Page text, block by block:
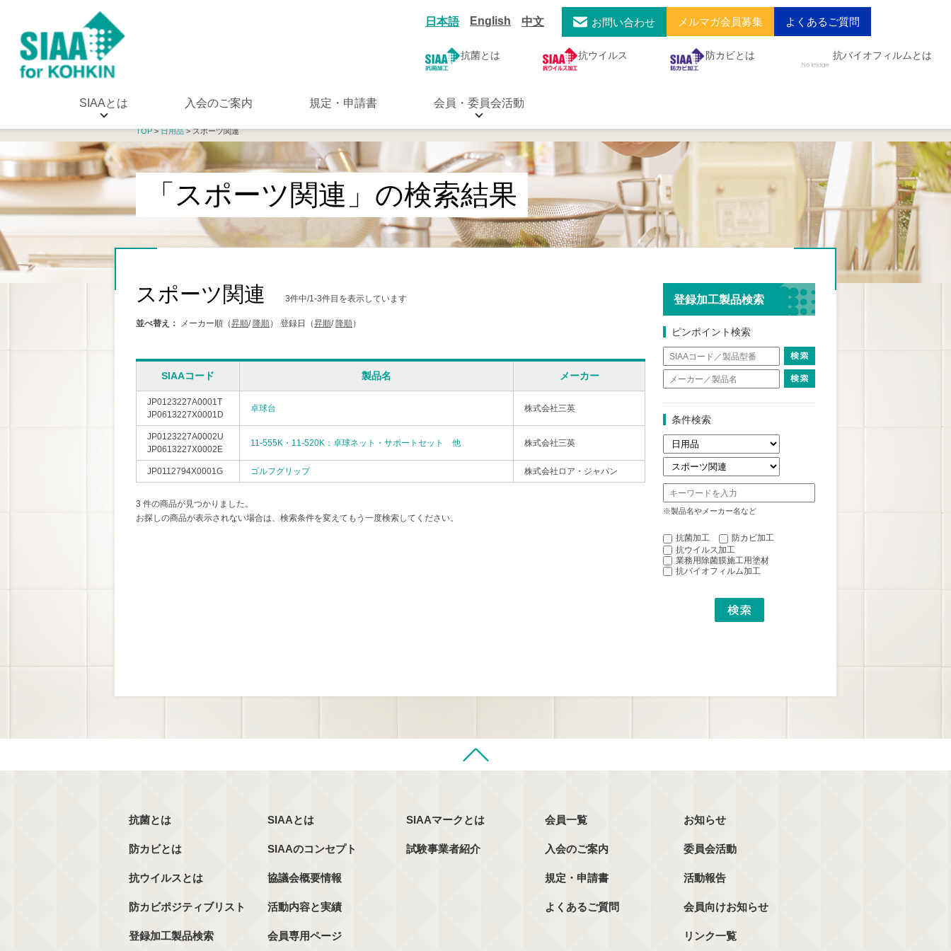
日本語 English 中文 お問い合わせ メルマガ会員募集 よくあるご質問
抗菌とは 抗ウイルス 防カビとは 抗バイオフィルムとは
SIAAとは 入会のご案内 規定・申請書 会員・委員会活動
TOP>日用品> スポーツ関連
「スポーツ関連」の検索結果
スポーツ関連 3件中/1-3件目を表示しています
並べ替え： メーカー順（昇順/ 降順） 登録日（昇順/ 降順）
SIAAコード 製品名 メーカー
JP0123227A0001T
JP0613227X0001D
卓球台 株式会社三英
JP0123227A0002U
JP0613227X0002E
11-555K・11-520K：卓球ネット・サポートセット 他 株式会社三英
JP0112794X0001G ゴルフグリップ 株式会社ロア・ジャパン
3 件の商品が見つかりました。
お探しの商品が表示されない場合は、検索条件を変えてもう一度検索してください。
登録加工製品検索
ピンポイント検索
条件検索
※製品名やメーカー名など
抗菌加工
防カビ加工
抗ウイルス加工
業務用除菌膜施工用塗材
抗バイオフィルム加工
抗菌とは
防カビとは
抗ウイルスとは
防カビポジティブリスト
登録加工製品検索
SIAAとは
SIAAのコンセプト
協議会概要情報
活動内容と実績
会員専用ページ
SIAAマークとは
試験事業者紹介
会員一覧
入会のご案内
規定・申請書
よくあるご質問
お知らせ
委員会活動
活動報告
会員向けお知らせ
リンク一覧